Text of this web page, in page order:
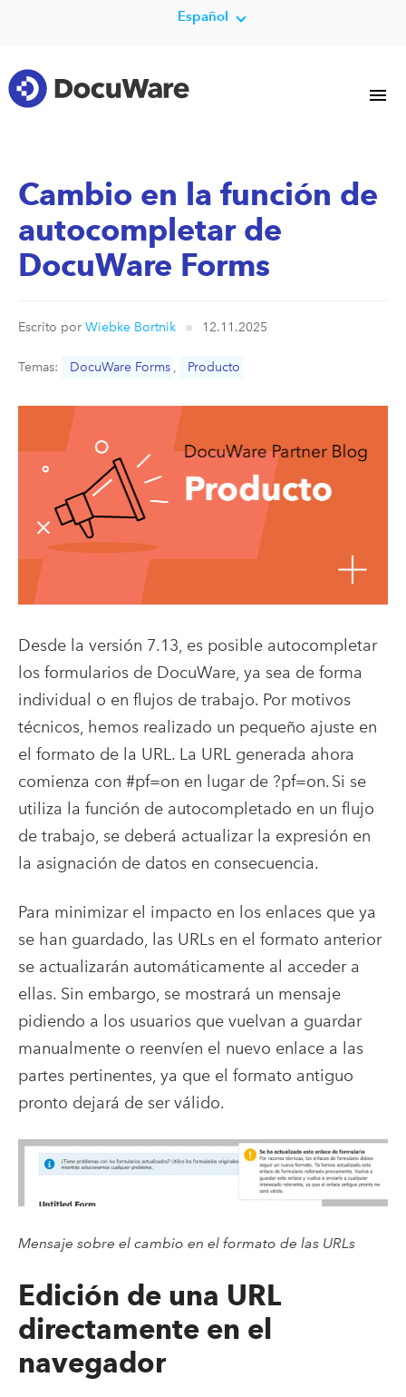
Español
Cambio en la función de
autocompletar de
DocuWare Forms
Escrito por Wiebke Bortnik 12.11.2025
Temas: DocuWare Forms , Producto
Desde la versión 7.13, es posible autocompletar
los formularios de DocuWare, ya sea de forma
individual o en flujos de trabajo. Por motivos
técnicos, hemos realizado un pequeño ajuste en
el formato de la URL. La URL generada ahora
comienza con #pf=on en lugar de ?pf=on. Si se
utiliza la función de autocompletado en un flujo
de trabajo, se deberá actualizar la expresión en
la asignación de datos en consecuencia.
Para minimizar el impacto en los enlaces que ya
se han guardado, las URLs en el formato anterior
se actualizarán automáticamente al acceder a
ellas. Sin embargo, se mostrará un mensaje
pidiendo a los usuarios que vuelvan a guardar
manualmente o reenvíen el nuevo enlace a las
partes pertinentes, ya que el formato antiguo
pronto dejará de ser válido.
Mensaje sobre el cambio en el formato de las URLs
Edición de una URL
directamente en el
navegador